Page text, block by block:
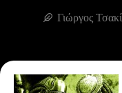
Γιώργος